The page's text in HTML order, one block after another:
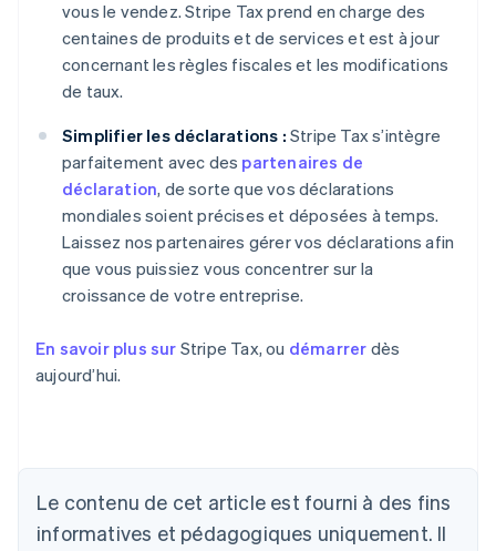
vous le vendez. Stripe Tax prend en charge des
centaines de produits et de services et est à jour
concernant les règles fiscales et les modifications
de taux.
Simplifier les déclarations : Stripe Tax s’intègre
parfaitement avec des partenaires de
déclaration, de sorte que vos déclarations
mondiales soient précises et déposées à temps.
Laissez nos partenaires gérer vos déclarations afin
que vous puissiez vous concentrer sur la
croissance de votre entreprise.
En savoir plus sur Stripe Tax, ou démarrer dès
aujourd’hui.
Le contenu de cet article est fourni à des fins
informatives et pédagogiques uniquement. Il